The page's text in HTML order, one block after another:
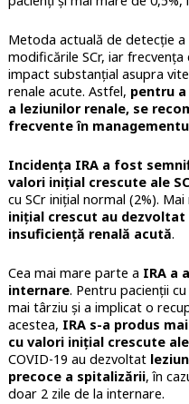
Metoda actuală de detecție a
modificările SCr, iar
impact substanțial asupra
renale acute. Astfel, pentru
a leziunilor renale, se
frecvente în
Incidența IRA a fost
valori inițial crescute ale
cu SCr inițial normal (2%).
inițial crescut au
insuficiență renală acută.
Cea mai mare parte a IRA a
internare. Pentru pacienții
mai târziu și a implicat o
acestea, IRA s-a produs
cu valori inițial crescute ale
COVID-19 au dezvoltat
precoce a spitalizării, în
doar 2 zile de la internare.